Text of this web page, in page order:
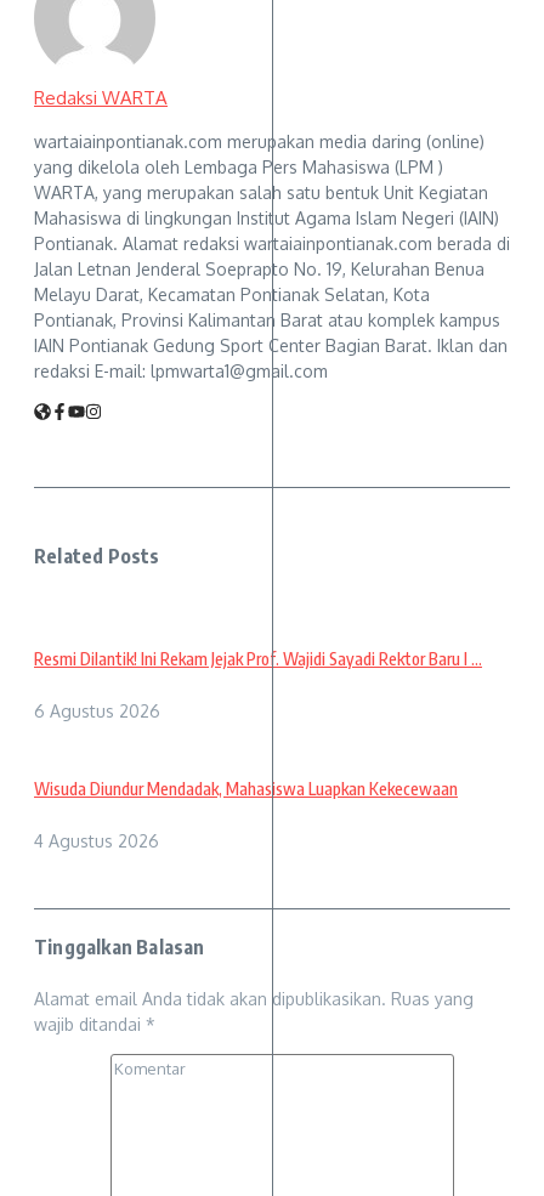
Redaksi WARTA
wartaiainpontianak.com merupakan media daring (online)
yang dikelola oleh Lembaga Pers Mahasiswa (LPM )
WARTA, yang merupakan salah satu bentuk Unit Kegiatan
Mahasiswa di lingkungan Institut Agama Islam Negeri (IAIN)
Pontianak. Alamat redaksi wartaiainpontianak.com berada di
Jalan Letnan Jenderal Soeprapto No. 19, Kelurahan Benua
Melayu Darat, Kecamatan Pontianak Selatan, Kota
Pontianak, Provinsi Kalimantan Barat atau komplek kampus
IAIN Pontianak Gedung Sport Center Bagian Barat. Iklan dan
redaksi E-mail: lpmwarta1@gmail.com
Related Posts
Resmi Dilantik! Ini Rekam Jejak Prof. Wajidi Sayadi Rektor Baru I ...
6 Agustus 2026
Wisuda Diundur Mendadak, Mahasiswa Luapkan Kekecewaan
4 Agustus 2026
Tinggalkan Balasan
Alamat email Anda tidak akan dipublikasikan. Ruas yang
wajib ditandai *